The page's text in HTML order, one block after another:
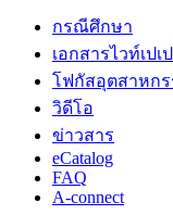
กรณีศึกษา
เอกสารไวท์เปเ
โฟกัสอุตสาหกร
วิดีโอ
ข่าวสาร
eCatalog
FAQ
A-connect